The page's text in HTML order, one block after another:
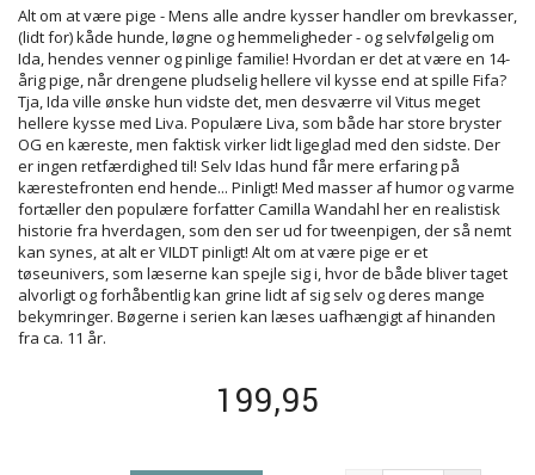
Alt om at være pige - Mens alle andre kysser handler om brevkasser,
(lidt for) kåde hunde, løgne og hemmeligheder - og selvfølgelig om
Ida, hendes venner og pinlige familie! Hvordan er det at være en 14-
årig pige, når drengene pludselig hellere vil kysse end at spille Fifa?
Tja, Ida ville ønske hun vidste det, men desværre vil Vitus meget
hellere kysse med Liva. Populære Liva, som både har store bryster
OG en kæreste, men faktisk virker lidt ligeglad med den sidste. Der
er ingen retfærdighed til! Selv Idas hund får mere erfaring på
kærestefronten end hende... Pinligt! Med masser af humor og varme
fortæller den populære forfatter Camilla Wandahl her en realistisk
historie fra hverdagen, som den ser ud for tweenpigen, der så nemt
kan synes, at alt er VILDT pinligt! Alt om at være pige er et
tøseunivers, som læserne kan spejle sig i, hvor de både bliver taget
alvorligt og forhåbentlig kan grine lidt af sig selv og deres mange
bekymringer. Bøgerne i serien kan læses uafhængigt af hinanden
fra ca. 11 år.
199,95